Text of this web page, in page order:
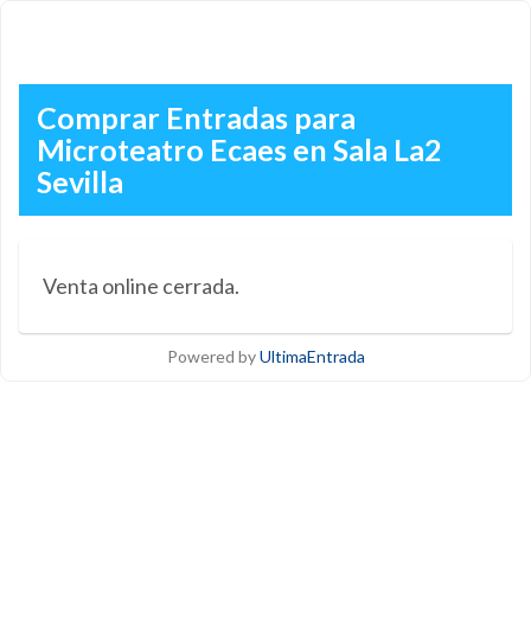
Comprar Entradas para
Microteatro Ecaes en Sala La2
Sevilla
Venta online cerrada.
Powered byUltimaEntrada